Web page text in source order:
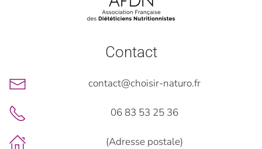
Contact
contact@choisir-naturo.fr
06 83 53 25 36
(Adresse postale)